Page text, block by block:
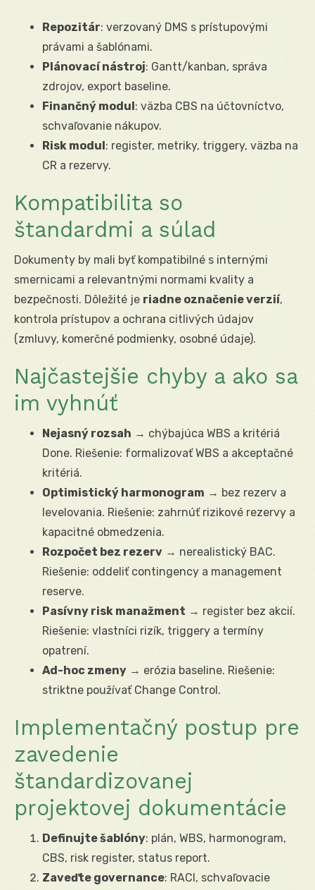
Repozitár: verzovaný DMS s prístupovými
právami a šablónami.
Plánovací nástroj: Gantt/kanban, správa
zdrojov, export baseline.
Finančný modul: väzba CBS na účtovníctvo,
schvaľovanie nákupov.
Risk modul: register, metriky, triggery, väzba na
CR a rezervy.
Kompatibilita so
štandardmi a súlad
Dokumenty by mali byť kompatibilné s internými
smernicami a relevantnými normami kvality a
bezpečnosti. Dôležité je riadne označenie verzií,
kontrola prístupov a ochrana citlivých údajov
(zmluvy, komerčné podmienky, osobné údaje).
Najčastejšie chyby a ako sa
im vyhnúť
Nejasný rozsah → chýbajúca WBS a kritériá
Done. Riešenie: formalizovať WBS a akceptačné
kritériá.
Optimistický harmonogram → bez rezerv a
levelovania. Riešenie: zahrnúť rizikové rezervy a
kapacitné obmedzenia.
Rozpočet bez rezerv → nerealistický BAC.
Riešenie: oddeliť contingency a management
reserve.
Pasívny risk manažment → register bez akcií.
Riešenie: vlastníci rizík, triggery a termíny
opatrení.
Ad-hoc zmeny → erózia baseline. Riešenie:
striktne používať Change Control.
Implementačný postup pre
zavedenie
štandardizovanej
projektovej dokumentácie
Definujte šablóny: plán, WBS, harmonogram,
CBS, risk register, status report.
Zaveďte governance: RACI, schvaľovacie